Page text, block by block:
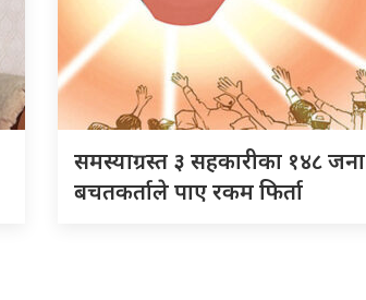
समस्याग्रस्त ३ सहकारीका १४८ जना
बचतकर्ताले पाए रकम फिर्ता